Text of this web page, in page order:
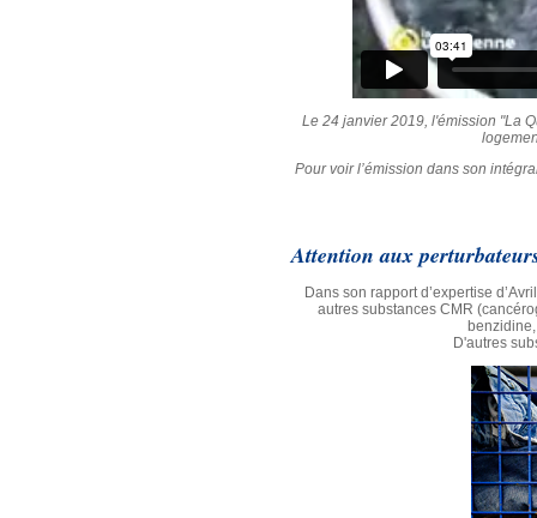
Le 24 janvier 2019, l'émission "La
Pour voir l’émission dans son
Attention aux
Dans son rapport d’expertise
autres substances CMR
D'autres